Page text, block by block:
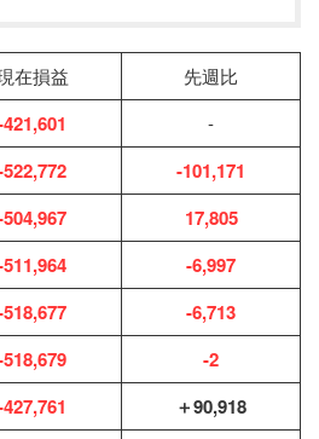
在損益
先週比
-
-101,171
17,805
-6,997
-6,713
-2
＋90,918